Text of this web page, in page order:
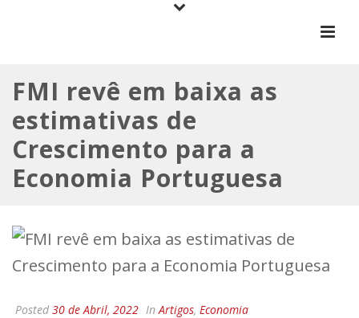
FMI revê em baixa as
estimativas de
Crescimento para a
Economia Portuguesa
Posted 30 de Abril, 2022 InArtigos, Economia